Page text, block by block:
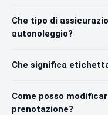
Che tipo di
autonoleggio?
Che significa
Come posso
prenotazione?